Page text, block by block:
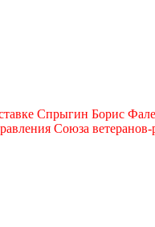
Спрыгин Борис
Союза ветеранов-